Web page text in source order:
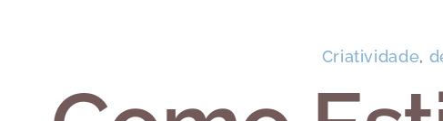
Criatividade,